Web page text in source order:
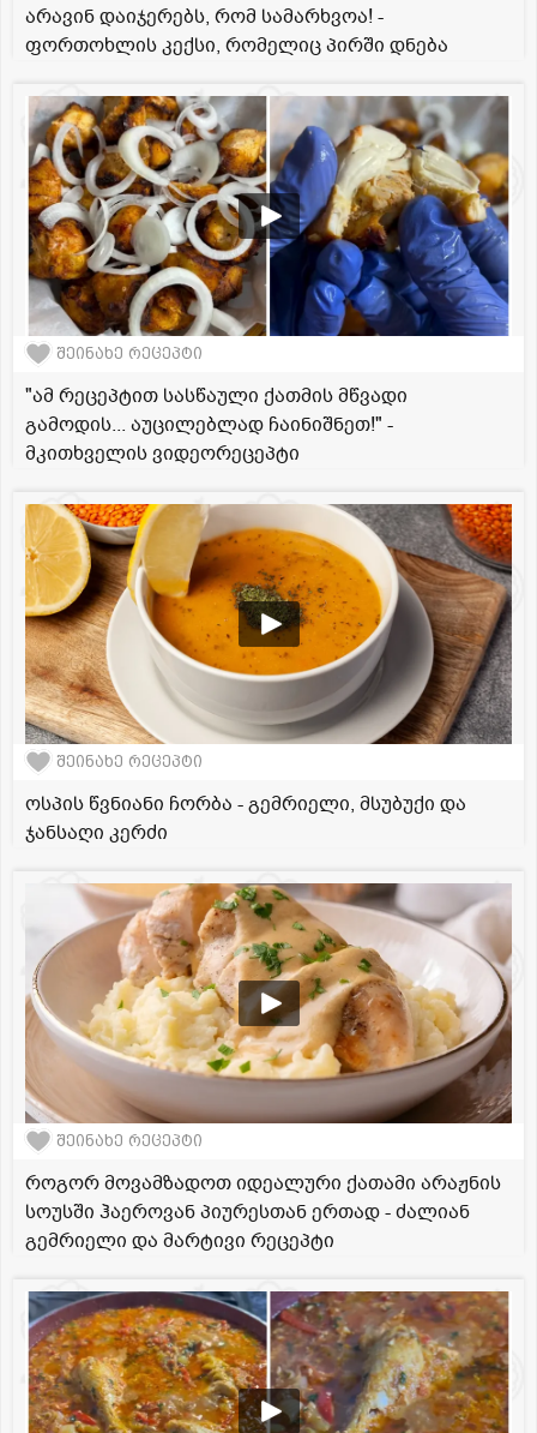
არავინ დაიჯერებს, რომ სამარხვოა! -
ფორთოხლის კექსი, რომელიც პირში დნება
შეინახე რეცეპტი
"ამ რეცეპტით სასწაული ქათმის მწვადი
გამოდის... აუცილებლად ჩაინიშნეთ!" -
მკითხველის ვიდეორეცეპტი
შეინახე რეცეპტი
ოსპის წვნიანი ჩორბა - გემრიელი, მსუბუქი და
ჯანსაღი კერძი
შეინახე რეცეპტი
როგორ მოვამზადოთ იდეალური ქათამი არაჟნის
სოუსში ჰაეროვან პიურესთან ერთად - ძალიან
გემრიელი და მარტივი რეცეპტი